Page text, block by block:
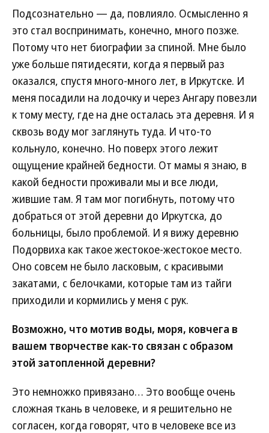
Подсознательно — да, повлияло. Осмысленно я
это стал воспринимать, конечно, много позже.
Потому что нет биографии за спиной. Мне было
уже больше пятидесяти, когда я первый раз
оказался, спустя много-много лет, в Иркутске. И
меня посадили на лодочку и через Ангару повезли
к тому месту, где на дне осталась эта деревня. И я
сквозь воду мог заглянуть туда. И что-то
кольнуло, конечно. Но поверх этого лежит
ощущение крайней бедности. От мамы я знаю, в
какой бедности проживали мы и все люди,
жившие там. Я там мог погибнуть, потому что
добраться от этой деревни до Иркутска, до
больницы, было проблемой. И я вижу деревню
Подорвиха как такое жестокое-жестокое место.
Оно совсем не было ласковым, с красивыми
закатами, с белочками, которые там из тайги
приходили и кормились у меня с рук.
Возможно, что мотив воды, моря, ковчега в
вашем творчестве как-то связан с образом
этой затопленной деревни?
Это немножко привязано… Это вообще очень
сложная ткань в человеке, и я решительно не
согласен, когда говорят, что в человеке все из